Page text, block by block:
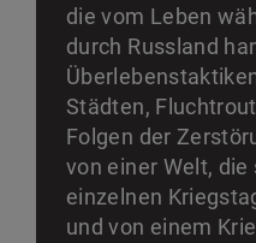
die vom Leben
durch Russland
Städten,
Folgen der
von einer Welt,
einzelnen
und von einem